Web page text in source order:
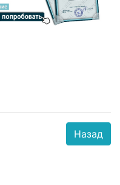
Назад